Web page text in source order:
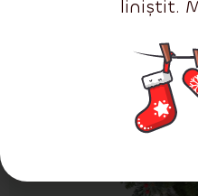
liniștit.